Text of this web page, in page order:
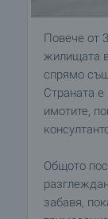
Повече от
жилищата
спрямо
Страната
имотите,
Общото
забавя,